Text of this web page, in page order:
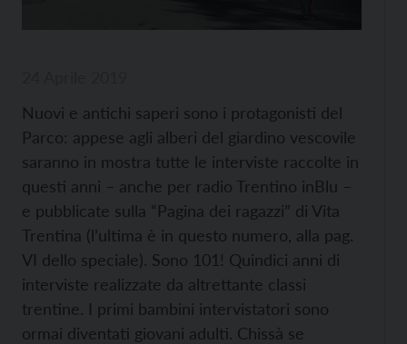
Nuovi e antichi saperi sono i protagonisti del
Parco: appese agli alberi del giardino vescovile
saranno in mostra tutte le interviste raccolte in
questi anni – anche per radio Trentino inBlu –
e pubblicate sulla “Pagina dei ragazzi” di Vita
Trentina (l’ultima è in questo numero, alla pag.
VI dello speciale). Sono 101! Quindici anni di
interviste realizzate da altrettante classi
trentine. I primi bambini intervistatori sono
ormai diventati giovani adulti. Chissà se